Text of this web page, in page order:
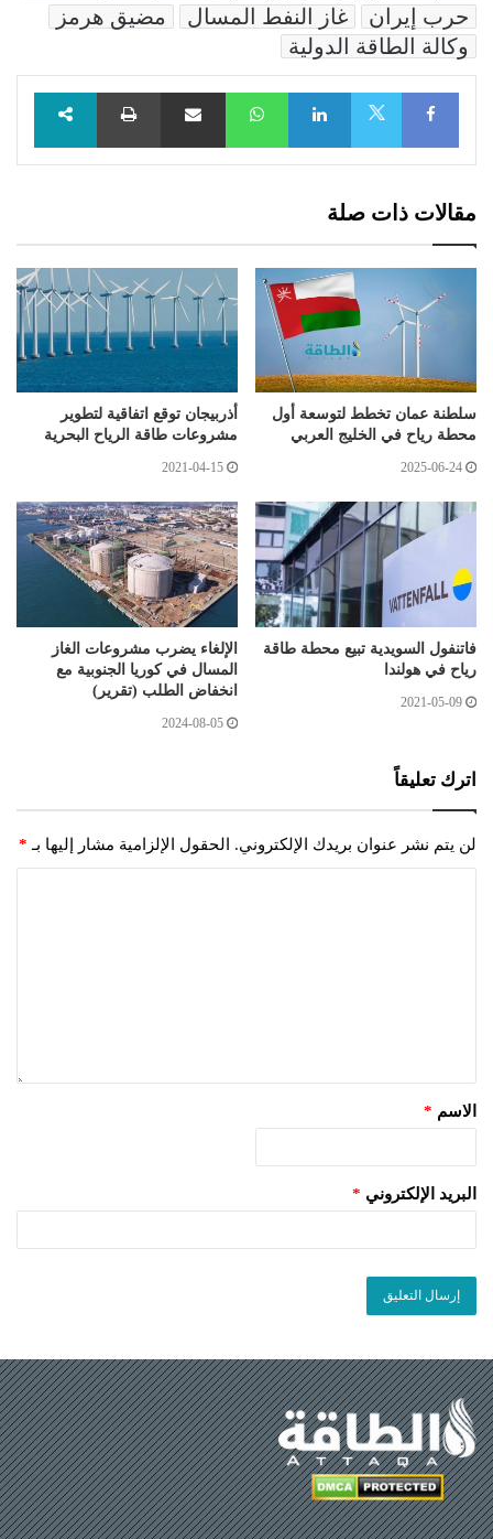
حرب إيران
غاز النفط المسال
مضيق هرمز
وكالة الطاقة الدولية
Facebook
LinkedIn
WhatsAppمشاركة عبر البريد طباعة
مقالات ذات صلة
سلطنة عمان تخطط لتوسعة أول
محطة رياح في الخليج العربي
2025-06-24
أذربيجان توقع اتفاقية لتطوير
مشروعات طاقة الرياح البحرية
2021-04-15
فاتنفول السويدية تبيع محطة طاقة
رياح في هولندا
2021-05-09
الإلغاء يضرب مشروعات الغاز
المسال في كوريا الجنوبية مع
انخفاض الطلب (تقرير)
2024-08-05
اترك تعليقاً
لن يتم نشر عنوان بريدك الإلكتروني. الحقول الإلزامية مشار إليها بـ *
الاسم *
البريد الإلكتروني *